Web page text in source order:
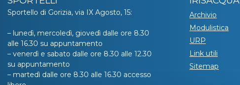
Sportello di Gorizia, via IX Agosto, 15:
– lunedì, mercoledì, giovedì dalle ore 8.30
alle 16.30 su appuntamento
– venerdì e sabato dalle ore 8.30 alle 12.30
su appuntamento
– martedì dalle ore 8.30 alle 16.30 accesso
Archivio
Modulistica
URP
Link utili
Sitemap